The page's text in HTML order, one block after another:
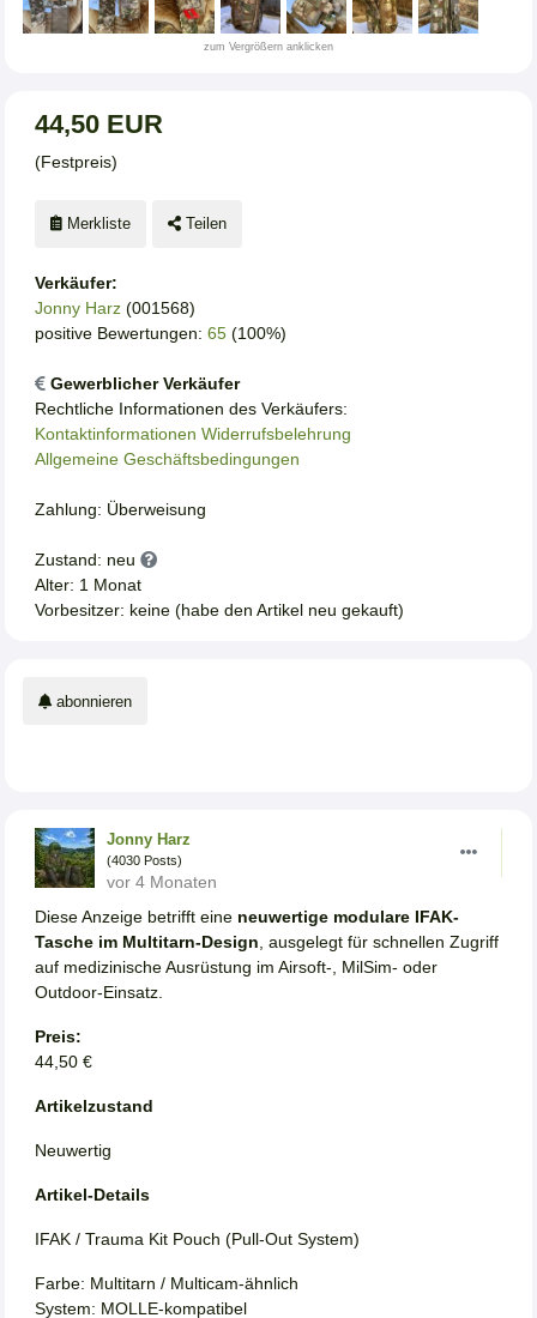
zum Vergrößern anklicken
44,50 EUR
(Festpreis)
Merkliste Teilen
Verkäufer:
Jonny Harz (001568)
positive Bewertungen: 65 (100%)
Gewerblicher Verkäufer
Rechtliche Informationen des Verkäufers:
Kontaktinformationen Widerrufsbelehrung
Allgemeine Geschäftsbedingungen
Zahlung: Überweisung
Zustand: neu
Alter: 1 Monat
Vorbesitzer: keine (habe den Artikel neu gekauft)
abonnieren
Jonny Harz
(4030 Posts)
vor 4 Monaten
Diese Anzeige betrifft eine neuwertige modulare IFAK-
Tasche im Multitarn-Design, ausgelegt für schnellen Zugriff
auf medizinische Ausrüstung im Airsoft-, MilSim- oder
Outdoor-Einsatz.
Preis:
44,50 €
Artikelzustand
Neuwertig
Artikel-Details
IFAK / Trauma Kit Pouch (Pull-Out System)
Farbe: Multitarn / Multicam-ähnlich
System: MOLLE-kompatibel